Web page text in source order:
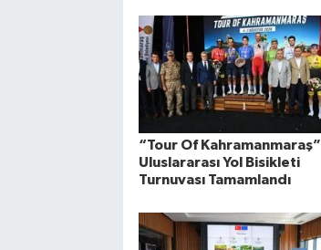
“Tour Of Kahramanmaraş”
Uluslararası Yol Bisikleti
Turnuvası Tamamlandı